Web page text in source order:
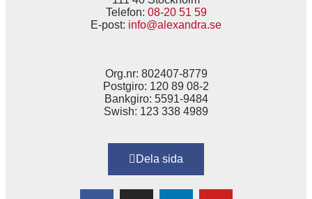
Telefon: 08-20 51 59
E-post: info@alexandra.se
Org.nr: 802407-8779
Postgiro: 120 89 08-2
Bankgiro: 5591-9484
Swish: 123 338 4989
Dela sida